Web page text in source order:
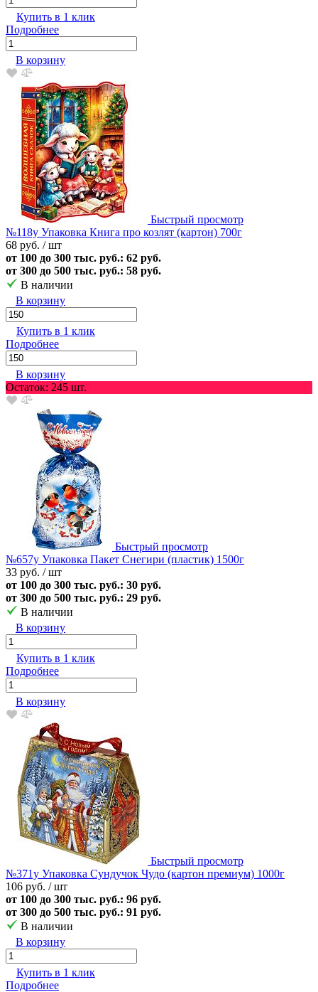
Купить в 1 клик
Подробнее
В корзину
Быстрый просмотр
№118у Упаковка Книга про козлят (картон) 700г
68 руб. / шт
от 100 до 300 тыс. руб.: 62 руб.
от 300 до 500 тыс. руб.: 58 руб.
В наличии
В корзину
Купить в 1 клик
Подробнее
В корзину
Остаток: 245 шт.
Быстрый просмотр
№657у Упаковка Пакет Снегири (пластик) 1500г
33 руб. / шт
от 100 до 300 тыс. руб.: 30 руб.
от 300 до 500 тыс. руб.: 29 руб.
В наличии
В корзину
Купить в 1 клик
Подробнее
В корзину
Быстрый просмотр
№371у Упаковка Сундучок Чудо (картон премиум) 1000г
106 руб. / шт
от 100 до 300 тыс. руб.: 96 руб.
от 300 до 500 тыс. руб.: 91 руб.
В наличии
В корзину
Купить в 1 клик
Подробнее